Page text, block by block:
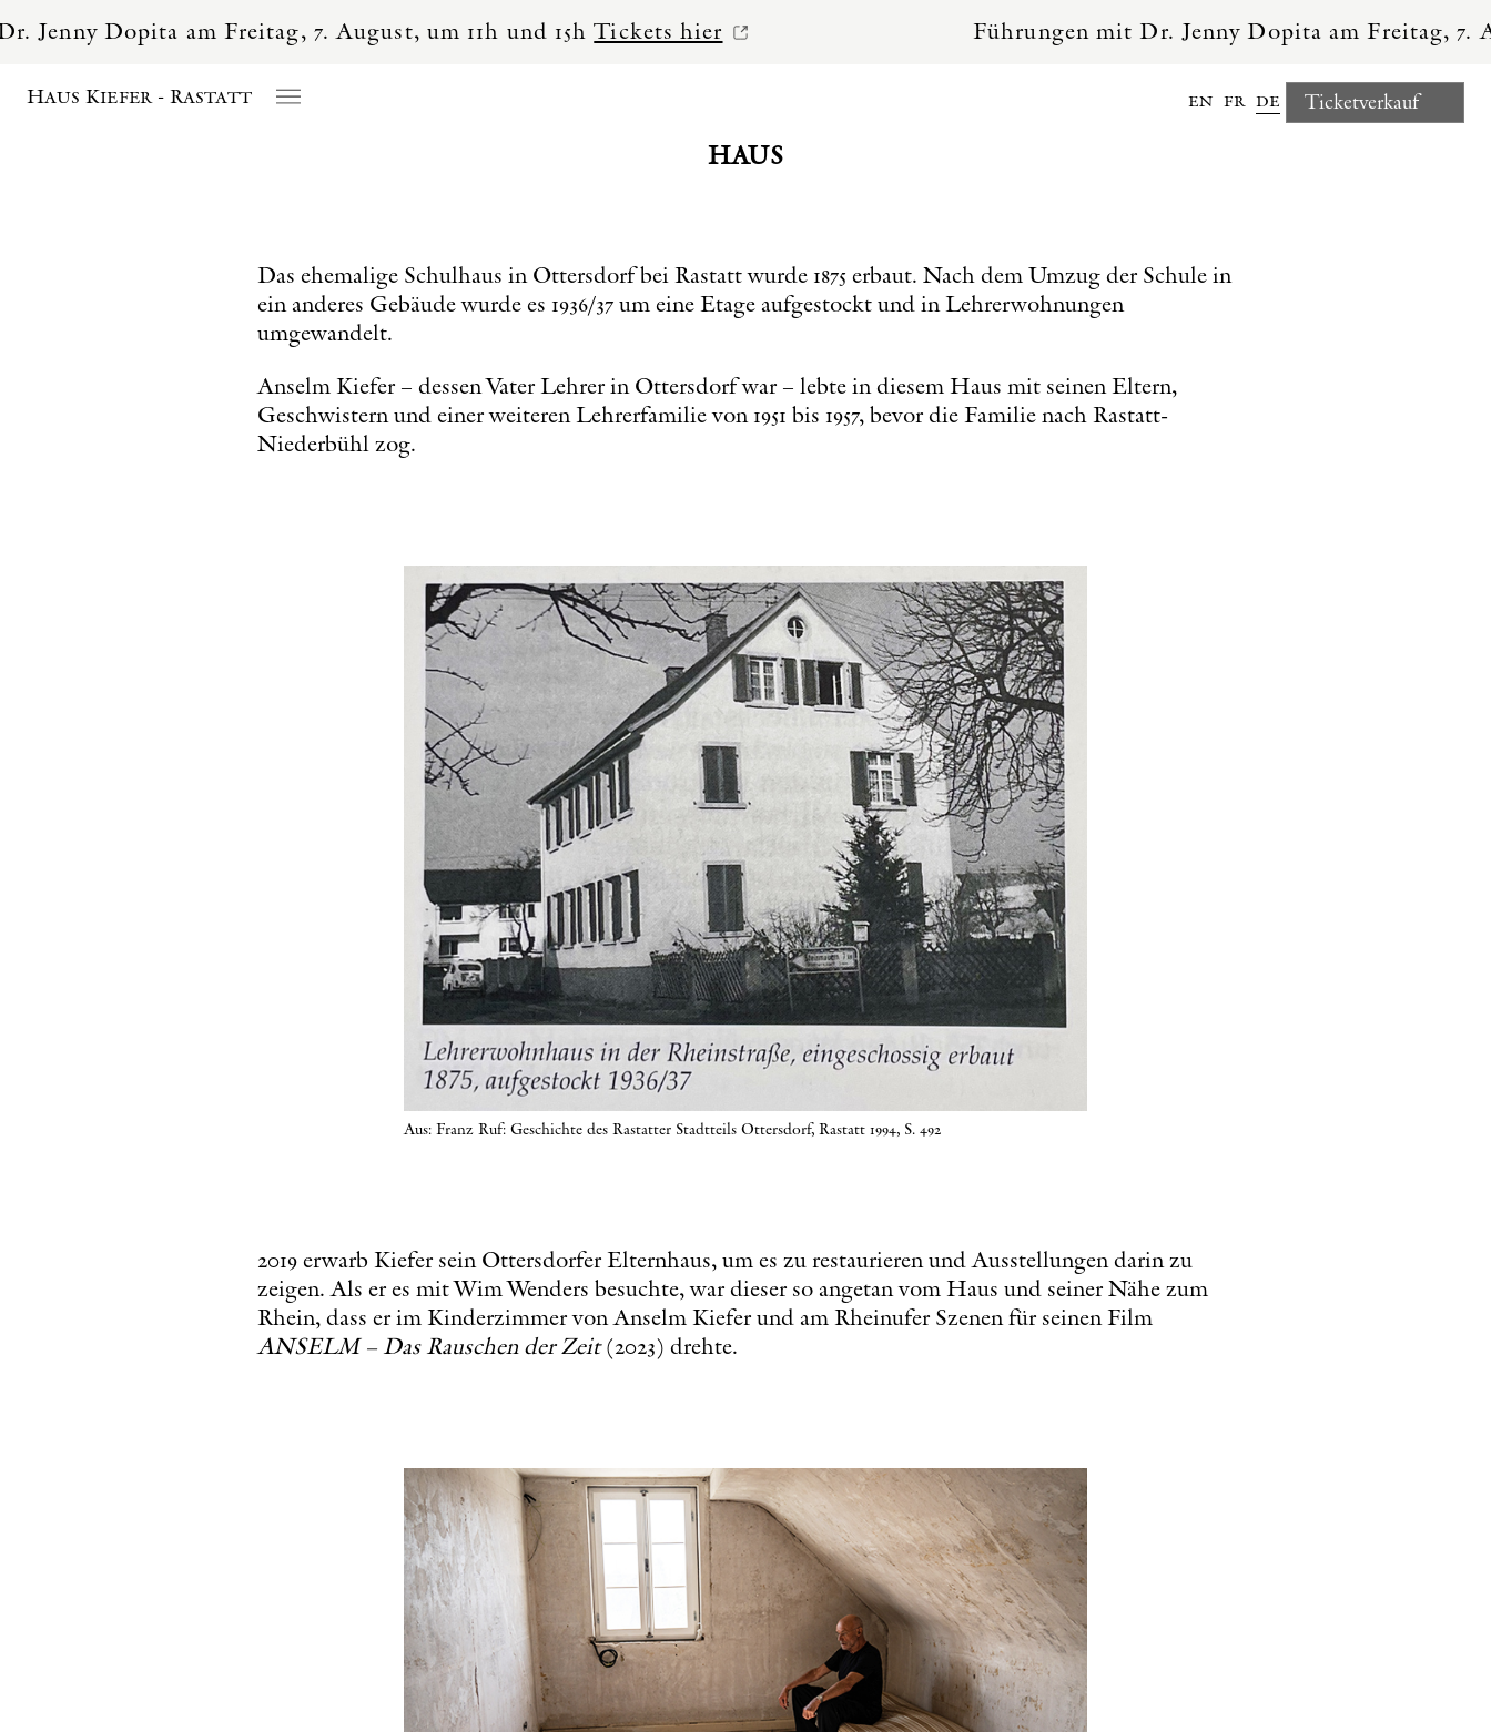
am Freitag, 7. August, um 11h und 15hTickets hier Führungen mit Dr. Jenny Dopita am Freitag, 7. August,
Haus Kiefer - Rastatt en fr de Ticketverkauf
HAUS
Das ehemalige Schulhaus in Ottersdorf bei Rastatt wurde 1875 erbaut. Nach dem Umzug der Schule in
ein anderes Gebäude wurde es 1936/37 um eine Etage aufgestockt und in Lehrerwohnungen
umgewandelt.
Anselm Kiefer – dessen Vater Lehrer in Ottersdorf war – lebte in diesem Haus mit seinen Eltern,
Geschwistern und einer weiteren Lehrerfamilie von 1951 bis 1957, bevor die Familie nach Rastatt-
Niederbühl zog.
Aus: Franz Ruf: Geschichte des Rastatter Stadtteils Ottersdorf, Rastatt 1994, S. 492
2019 erwarb Kiefer sein Ottersdorfer Elternhaus, um es zu restaurieren und Ausstellungen darin zu
zeigen. Als er es mit Wim Wenders besuchte, war dieser so angetan vom Haus und seiner Nähe zum
Rhein, dass er im Kinderzimmer von Anselm Kiefer und am Rheinufer Szenen für seinen Film
ANSELM – Das Rauschen der Zeit(2023) drehte.